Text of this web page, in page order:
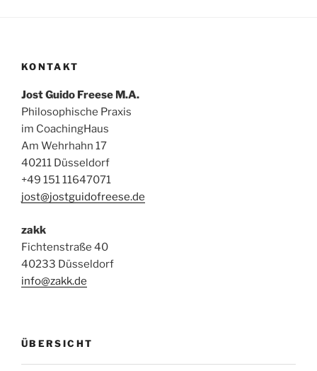
KONTAKT
Jost Guido Freese M.A.
Philosophische Praxis
im CoachingHaus
Am Wehrhahn 17
40211 Düsseldorf
+49 151 11647071
jost@jostguidofreese.de
zakk
Fichtenstraße 40
40233 Düsseldorf
info@zakk.de
ÜBERSICHT